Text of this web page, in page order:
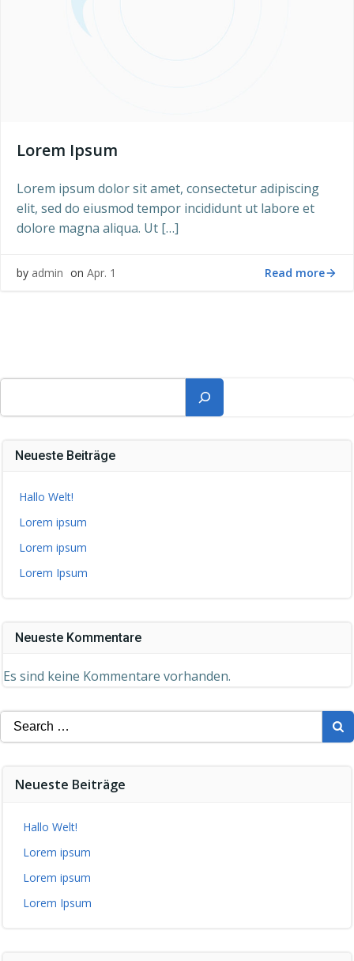
Lorem Ipsum
Lorem ipsum dolor sit amet, consectetur adipiscing
elit, sed do eiusmod tempor incididunt ut labore et
dolore magna aliqua. Ut […]
by admin on Apr. 1 Read more
Suchen
Neueste Beiträge
Hallo Welt!
Lorem ipsum
Lorem ipsum
Lorem Ipsum
Neueste Kommentare
Es sind keine Kommentare vorhanden.
Search
for:
Neueste Beiträge
Hallo Welt!
Lorem ipsum
Lorem ipsum
Lorem Ipsum